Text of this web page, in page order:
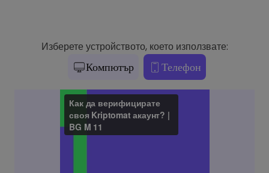
Изберете устройството, което използвате:
Компютър Телефон